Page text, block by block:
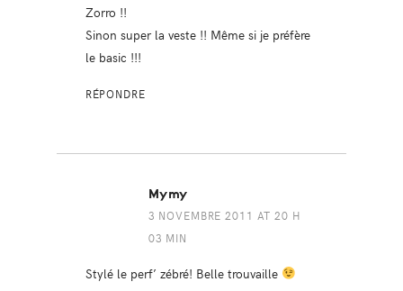
Zorro !!
Sinon super la veste !! Même si je préfère
le basic !!!
RÉPONDRE
Mymy
3 NOVEMBRE 2011 AT 20 H
03 MIN
Stylé le perf’ zébré! Belle trouvaille